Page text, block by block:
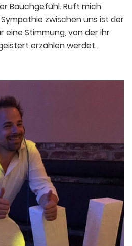
Bauchgefühl. Ruft mich
zwischen uns ist der
eine Stimmung, von der ihr
erzählen werdet.